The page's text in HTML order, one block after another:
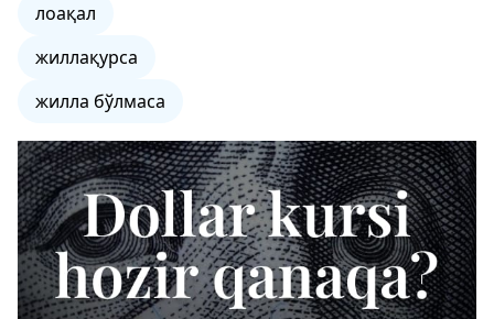
лоақал
жиллақурса
жилла бўлмаса